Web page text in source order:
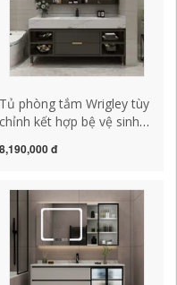
Tủ phòng tắm Wrigley tùy
chỉnh kết hợp bệ vệ sinh
thạch Tủ gương phòng
tủ kính phòng tắm tủ
gương phòng tắm caesar
8,190,000 đ